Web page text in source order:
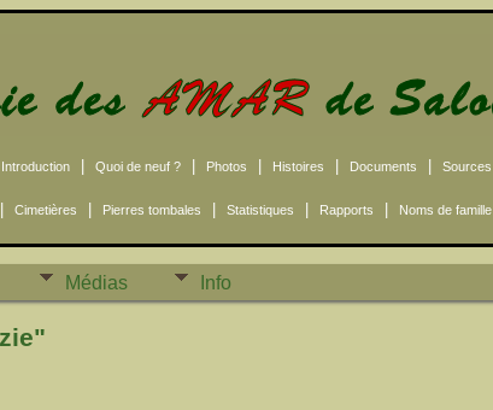
Introduction Quoi de neuf ? Photos Histoires Documents Sources
Cimetières Pierres tombales Statistiques Rapports Noms de famille
Médias Info